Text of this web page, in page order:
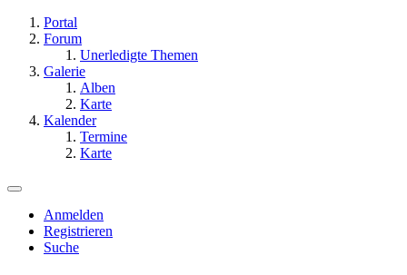
Portal
Forum
Unerledigte Themen
Galerie
Alben
Karte
Kalender
Termine
Karte
Anmelden
Registrieren
Suche